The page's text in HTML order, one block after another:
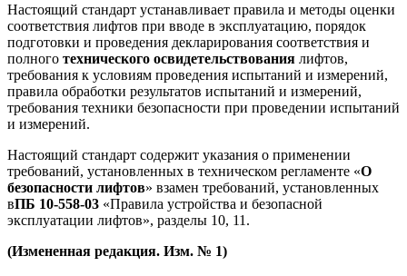
Настоящий стандарт устанавливает правила и методы оценки
соответствия лифтов при вводе в эксплуатацию, порядок
подготовки и проведения декларирования соответствия и
полного технического освидетельствования лифтов,
требования к условиям проведения испытаний и измерений,
правила обработки результатов испытаний и измерений,
требования техники безопасности при проведении испытаний
и измерений.
Настоящий стандарт содержит указания о применении
требований, установленных в техническом регламенте «О
безопасности лифтов» взамен требований, установленных
вПБ 10-558-03 «Правила устройства и безопасной
эксплуатации лифтов», разделы 10, 11.
(Измененная редакция. Изм. № 1)